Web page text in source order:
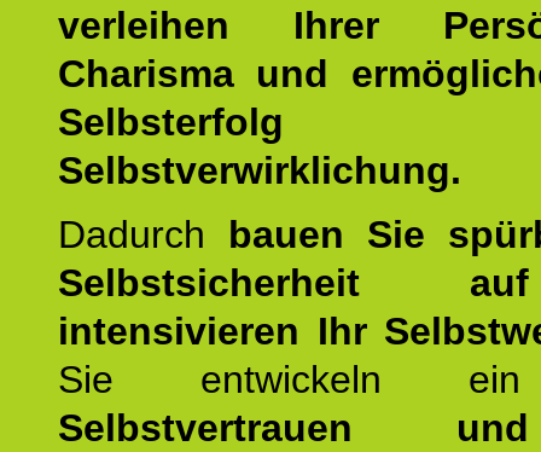
verleihen Ihrer
Charisma und
Selbstverwirklichung.
Dadurch bauen Sie
Selbstsicherheit
intensivieren Ihr
Sie entwickeln ein
Selbstvertrauen